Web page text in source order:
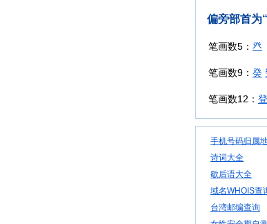
偏旁部首为
笔画数5： 癶
笔画数9： 癸
笔画数12： 登
手机号码归属
诗词大全
歇后语大全
域名WHOIS查
台湾邮编查询